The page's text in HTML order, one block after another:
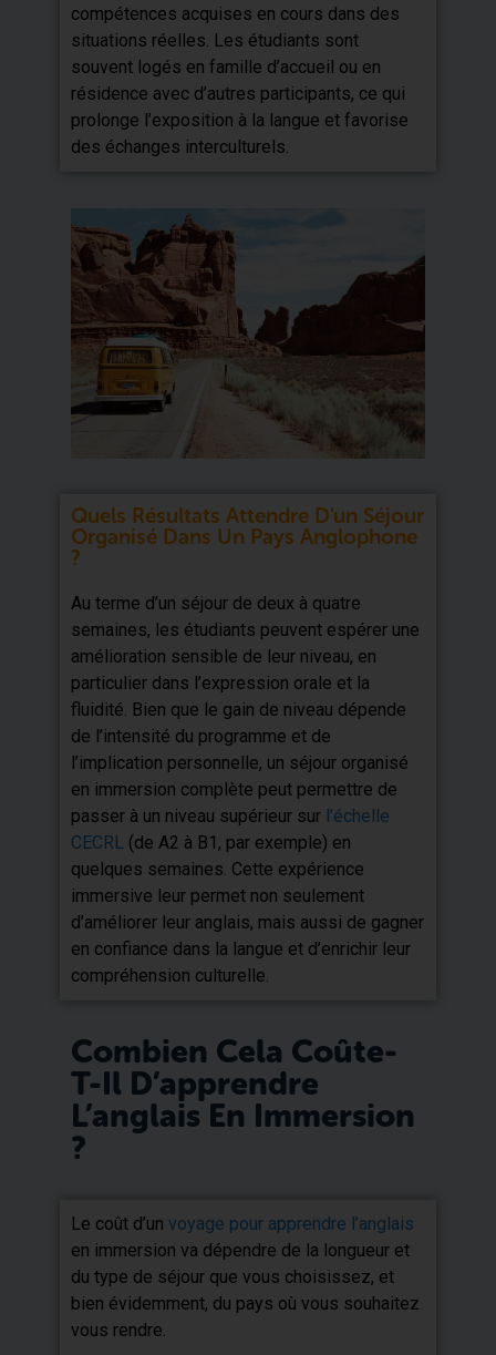
compétences acquises en cours dans des
situations réelles. Les étudiants sont
souvent logés en famille d’accueil ou en
résidence avec d’autres participants, ce qui
prolonge l’exposition à la langue et favorise
des échanges interculturels.
Quels Résultats Attendre D'un Séjour
Organisé Dans Un Pays Anglophone
?
Au terme d’un séjour de deux à quatre
semaines, les étudiants peuvent espérer une
amélioration sensible de leur niveau, en
particulier dans l’expression orale et la
fluidité. Bien que le gain de niveau dépende
de l’intensité du programme et de
l’implication personnelle, un séjour organisé
en immersion complète peut permettre de
passer à un niveau supérieur sur l’échelle
CECRL (de A2 à B1, par exemple) en
quelques semaines. Cette expérience
immersive leur permet non seulement
d’améliorer leur anglais, mais aussi de gagner
en confiance dans la langue et d’enrichir leur
compréhension culturelle.
Combien Cela Coûte-
T-Il D’apprendre
L’anglais En Immersion
?
Le coût d’unvoyage pour apprendre l’anglais
en immersion va dépendre de la longueur et
du type de séjour que vous choisissez, et
bien évidemment, du pays où vous souhaitez
vous rendre.